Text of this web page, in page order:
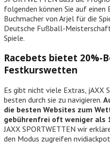
folgenden können Sie auf einen
Buchmacher von Arjel für die
Deutsche Fußball-
Spiele.
Racebets bietet 20%-
Festkurswetten
Es gibt nicht viele Extras, jAXX
besten durch sie zu navigieren.
die besten Websites zum
gebührenfrei oft weniger als
JAXX SPORTWETTEN wir
den Modus zugreifen